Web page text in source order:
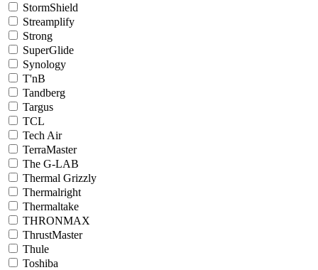
StormShield
Streamplify
Strong
SuperGlide
Synology
T'nB
Tandberg
Targus
TCL
Tech Air
TerraMaster
The G-LAB
Thermal Grizzly
Thermalright
Thermaltake
THRONMAX
ThrustMaster
Thule
Toshiba